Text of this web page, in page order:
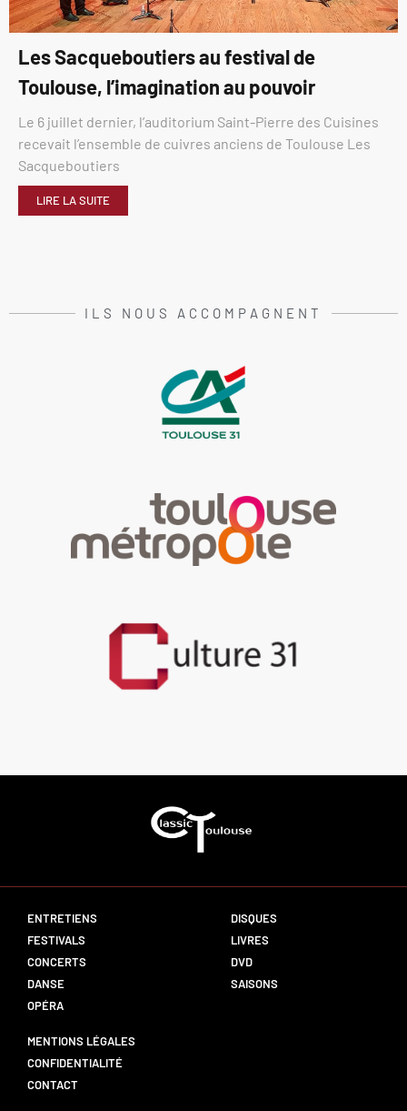
Les Sacqueboutiers au festival de
Toulouse, l’imagination au pouvoir
Le 6 juillet dernier, l’auditorium Saint-Pierre des Cuisines
recevait l’ensemble de cuivres anciens de Toulouse Les
Sacqueboutiers
LIRE LA SUITE
ILS NOUS ACCOMPAGNENT
ENTRETIENS
FESTIVALS
CONCERTS
DANSE
OPÉRA
DISQUES
LIVRES
DVD
SAISONS
MENTIONS LÉGALES
CONFIDENTIALITÉ
CONTACT